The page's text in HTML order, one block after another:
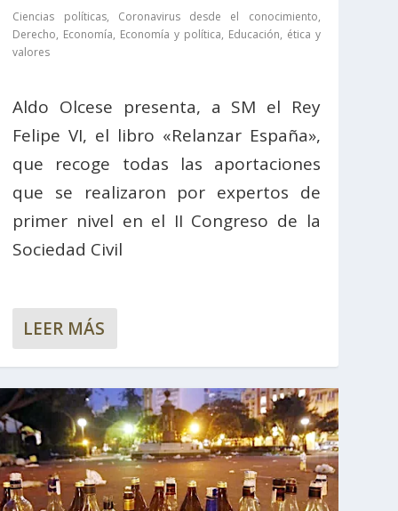
Ciencias políticas, Coronavirus desde el conocimiento,
Derecho, Economía, Economía y política, Educación, ética y
valores
Aldo Olcese presenta, a SM el Rey
Felipe VI, el libro «Relanzar España»,
que recoge todas las aportaciones
que se realizaron por expertos de
primer nivel en el II Congreso de la
Sociedad Civil
LEER MÁS